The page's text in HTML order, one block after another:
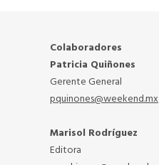
Colaboradores
Patricia Quiñones
Gerente General
pquinones@weekend.mx
Marisol Rodríguez
Editora